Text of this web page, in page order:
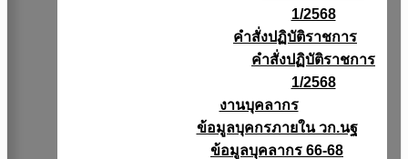
1/2568
คำสั่งปฏิบัติราชการ
คำสั่งปฏิบัติราชการ
1/2568
งานบุคลากร
ข้อมูลบุคกรภายใน วก.นฐ
ข้อมูลบุคลากร 66-68